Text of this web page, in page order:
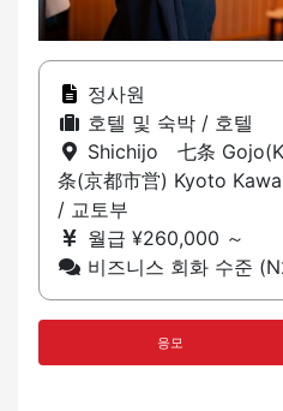
정사원
호텔 및 숙박 / 호텔
Shichijo 七条
条(京都市営) Kyoto
/ 교토부
월급 ¥260,000 ～
비즈니스 회화 수준
응모